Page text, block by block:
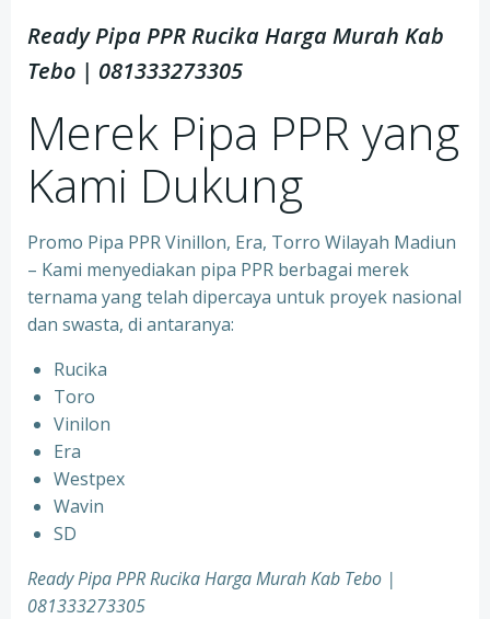
Ready Pipa PPR Rucika Harga Murah Kab
Tebo | 081333273305
Merek Pipa PPR yang
Kami Dukung
Promo Pipa PPR Vinillon, Era, Torro Wilayah Madiun
– Kami menyediakan pipa PPR berbagai merek
ternama yang telah dipercaya untuk proyek nasional
dan swasta, di antaranya:
Rucika
⁠Toro
⁠Vinilon
⁠Era
⁠Westpex
⁠Wavin
⁠SD
Ready Pipa PPR Rucika Harga Murah Kab Tebo |
081333273305